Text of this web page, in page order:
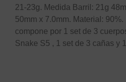
21-23g. Medida Barril: 21g
50mm x 7.0mm. Material:
compone por 1 set de 3
Snake S5 , 1 set de 3 cañas y